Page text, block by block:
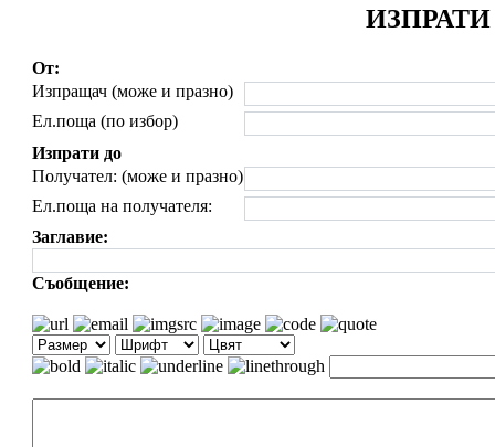
От:
Изпращач (може и празно)
Ел.поща (по избор)
Изпрати до
Получател: (може и празно)
Ел.поща на получателя:
Заглавие:
Съобщение: